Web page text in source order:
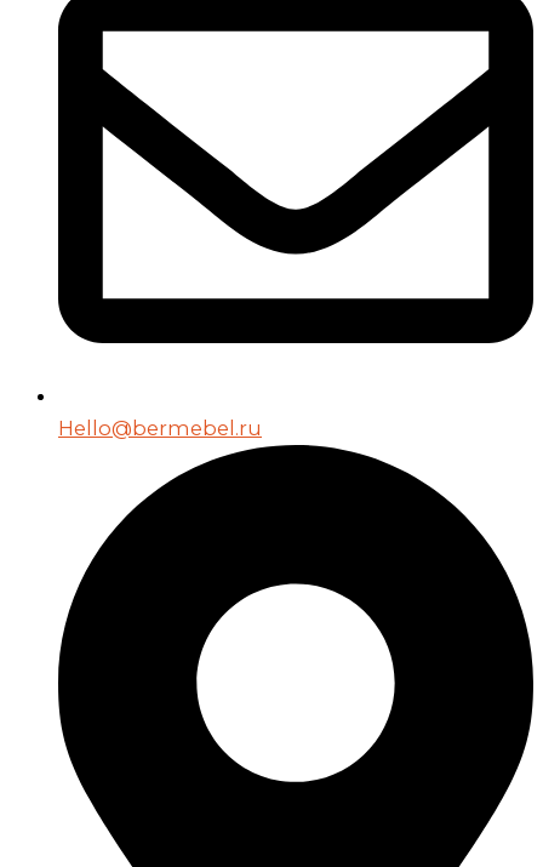
Hello@bermebel.ru